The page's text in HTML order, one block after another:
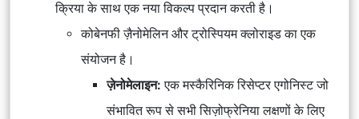
क्रिया के साथ एक नया विकल्प प्रदान करती है।
कोबेनफी ज़ैनोमेलिन और ट्रोस्पियम क्लोराइड का एक
संयोजन है।
ज़ेनोमेलाइन:एक मस्कैरिनिक रिसेप्टर एगोनिस्ट जो
संभावित रूप से सभी सिज़ोफ्रेनिया लक्षणों के लिए